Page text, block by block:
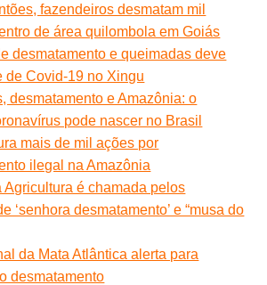
fazendeiros desmatam mil
de área quilombola em Goiás
desmatamento e queimadas deve
de Covid-19 no Xingu
desmatamento e Amazônia: o
pode nascer no Brasil
mais de mil ações por
ilegal na Amazônia
Agricultura é chamada pelos
‘senhora desmatamento’ e “musa do
da Mata Atlântica alerta para
desmatamento